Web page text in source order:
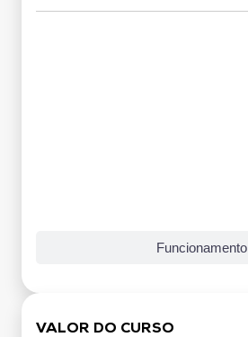
Funcionamento
VALOR DO CURSO